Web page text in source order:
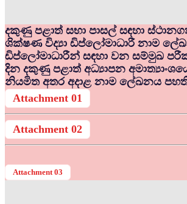
දකුණු පළාත් සභා පාසල් සඳහා
ශික්ෂණ විද්‍යා ඩිප්ලෝමාධාරී නාම
ඩිප්ලෝමාධාරීන් සඳහා වන සම්මුඛ
දින දකුණු පළාත් අධ්‍යාපන
නියමිත අතර අදාළ නාම ලේඛනය
Attachment 01
Attachment 02
Attachment 03